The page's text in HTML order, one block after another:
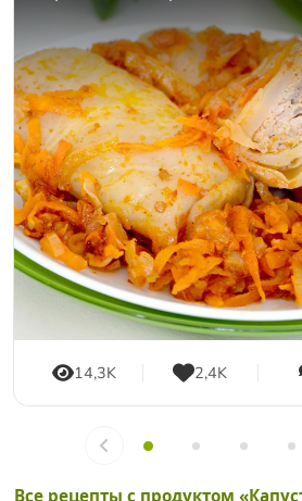
14,3K 2,4K
Все рецепты с продуктом